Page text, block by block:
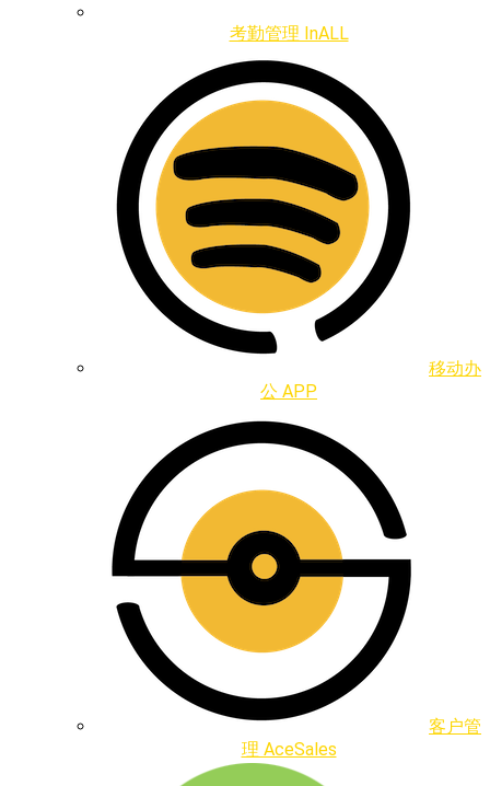
考勤管理 InALL
移动办
公 APP
客户管
理 AceSales